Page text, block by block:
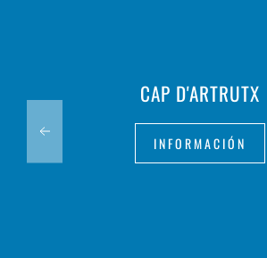
CAP D'ARTRUTX
INFORMACIÓN